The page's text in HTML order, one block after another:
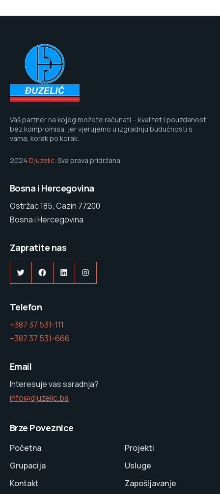
Vaš partner na kojeg možete računati – kvalitet i pouzdanost
bez kompromisa, jer vjerujemo u izgradnju budućnosti s
vama, korak po korak.
2024 Djuzelic . Sva prava pridržana
Bosna i Hercegovina
Ostržac 185, Cazin 77200
Bosna i Hercegovina
Zapratite nas
TwitterFacebook
LinkedInInstagram
Telefon
+387 37 531-111
+387 37 531-666
Email
Interesuje vas saradnja?
info@djuzelic.ba
Brze Poveznice
Početna
Grupacija
Kontakt
Projekti
Usluge
Zapošljavanje